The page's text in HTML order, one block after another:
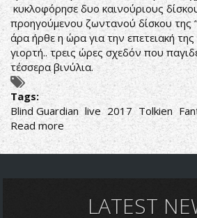
κυκλοφόρησε δυο καινούριους
προηγούμενου ζωντανού δίσκου της
άρα ήρθε η ώρα για την επετειακή της
γιορτή.. τρεις ώρες σχεδόν που
τέσσερα βινύλια.
Tags:
Blind Guardian live 2017 Tolkien
Read more about
Οι
Βάρδοι
ΕυρώπηLATEST